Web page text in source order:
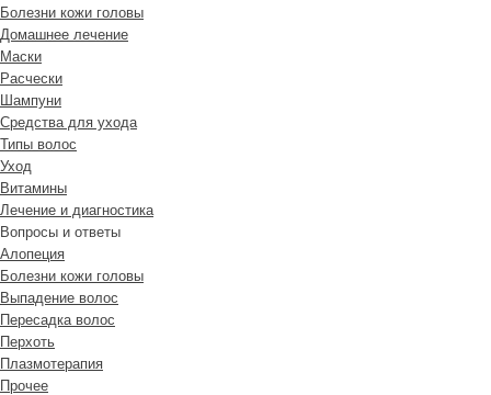
Болезни кожи головы
Домашнее лечение
Маски
Расчески
Шампуни
Средства для ухода
Типы волос
Уход
Витамины
Лечение и диагностика
Вопросы и ответы
Алопеция
Болезни кожи головы
Выпадение волос
Пересадка волос
Перхоть
Плазмотерапия
Прочее